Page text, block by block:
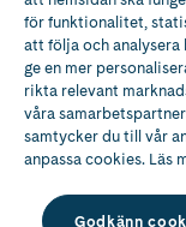
för funktionalitet,
att följa och analysera
ge en mer
rikta relevant
våra
samtycker du till vår
anpassa cookies. Läs
Godkänn